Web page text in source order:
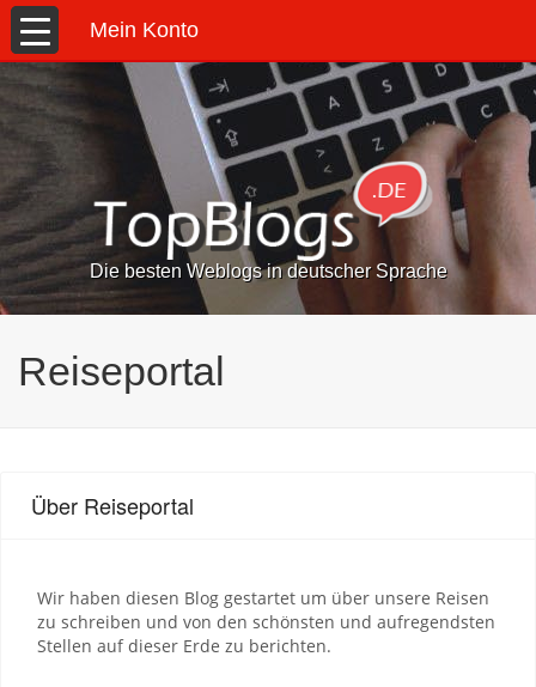
Mein Konto
Die besten Weblogs in deutscher Sprache
Reiseportal
Über Reiseportal
Wir haben diesen Blog gestartet um über unsere Reisen
zu schreiben und von den schönsten und aufregendsten
Stellen auf dieser Erde zu berichten.